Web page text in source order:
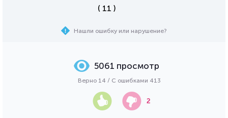
( 11 )
Нашли ошибку или нарушение?
5061 просмотр
Верно 14 / С ошибками 413
2